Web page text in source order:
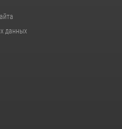
данных